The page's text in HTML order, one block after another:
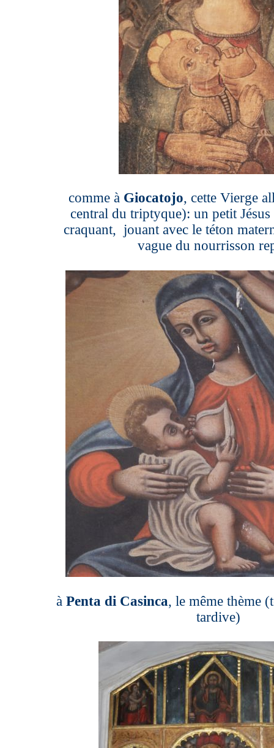
comme àGiocatojo, cette Vierge
central du triptyque): un petit
craquant, jouant avec le téton
vague du nourrisson
à Penta di Casinca, le même thème
tardive)